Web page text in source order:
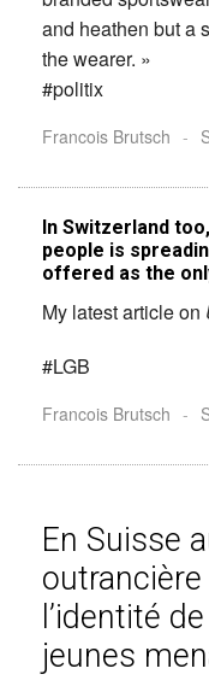
and heathen but a
the wearer. »
#politix
Francois Brutsch -
In Switzerland
people is
offered as the
My latest article on
#LGB
Francois Brutsch -
En Suisse
l’identité
jeunes